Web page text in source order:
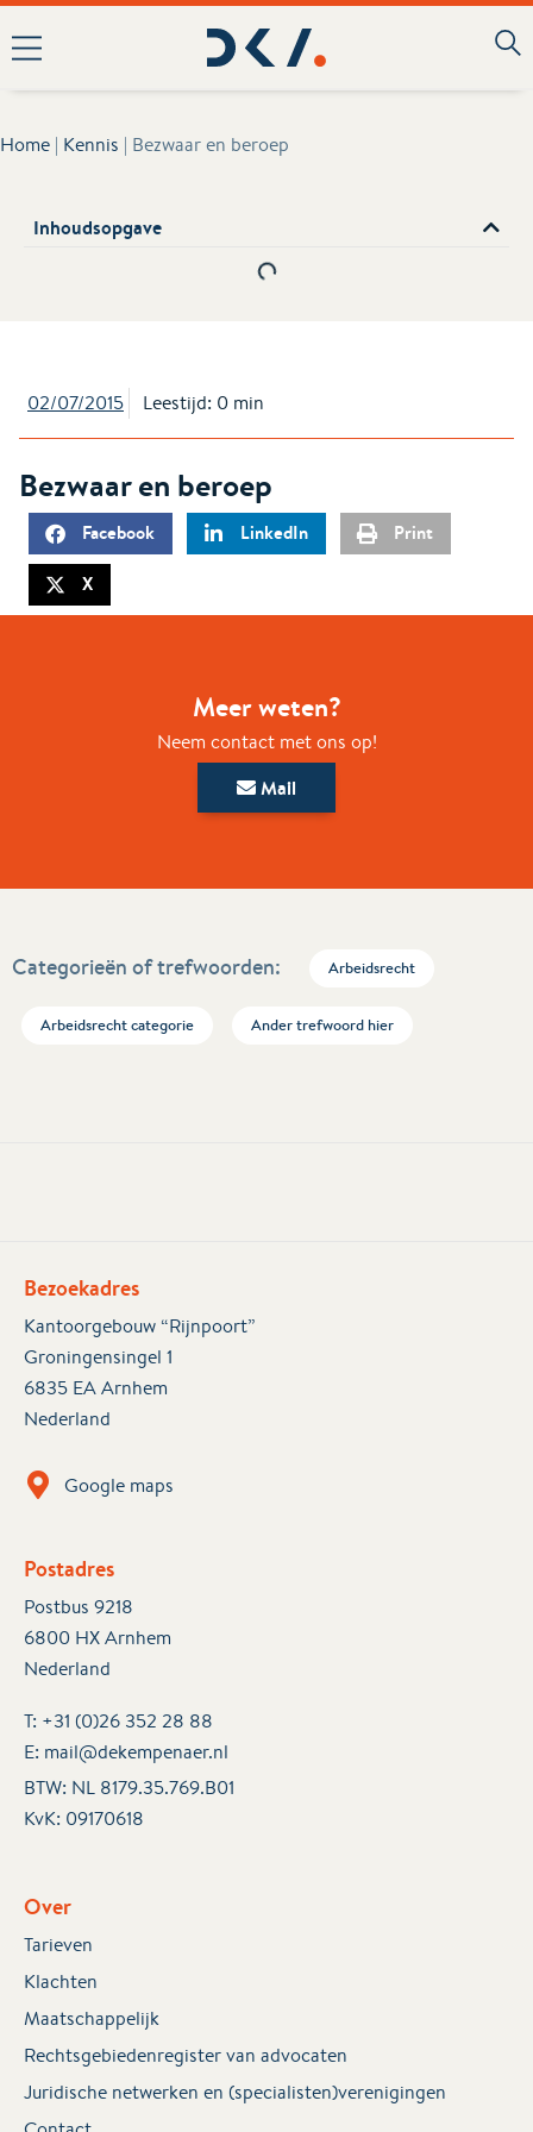
Home | Kennis | Bezwaar en beroep
Inhoudsopgave
02/07/2015 Leestijd: 0 min
Bezwaar en beroep
Facebook LinkedIn Print
X
Meer weten?
Neem contact met ons op!
Mail
Categorieën of trefwoorden: Arbeidsrecht
Arbeidsrecht categorie Ander trefwoord hier
Bezoekadres
Kantoorgebouw “Rijnpoort”
Groningensingel 1
6835 EA Arnhem
Nederland
Google maps
Postadres
Postbus 9218
6800 HX Arnhem
Nederland
T: +31 (0)26 352 28 88
E: mail@dekempenaer.nl
BTW: NL 8179.35.769.B01
KvK: 09170618
Over
Tarieven
Klachten
Maatschappelijk
Rechtsgebiedenregister van advocaten
Juridische netwerken en (specialisten)verenigingen